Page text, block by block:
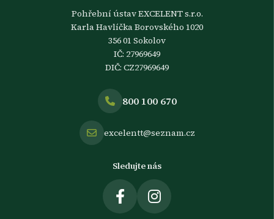
Pohřební ústav EXCELENT s.r.o.
Karla Havlíčka Borovského 1020
356 01 Sokolov
IČ: 27969649
DIČ: CZ27969649
800 100 670
excelentt@seznam.cz
Sledujte nás